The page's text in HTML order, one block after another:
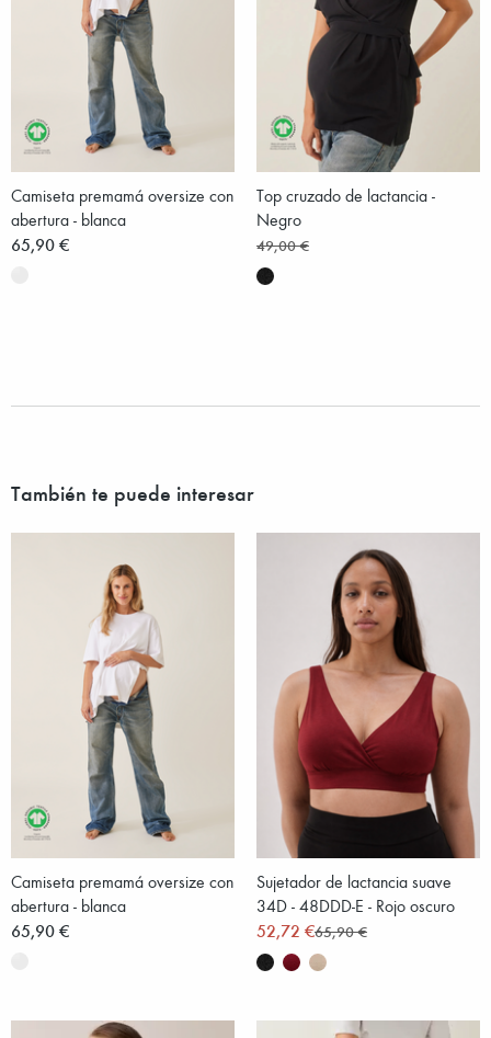
Camiseta premamá oversize con
abertura - blanca
65,90 €
Top cruzado de lactancia -
Negro
49,00 €
También te puede interesar
Camiseta premamá oversize con
abertura - blanca
65,90 €
Sujetador de lactancia suave
34D - 48DDD-E - Rojo oscuro
52,72 €65,90 €